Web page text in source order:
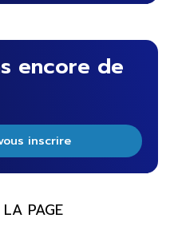
encore de
inscrire
LA PAGE